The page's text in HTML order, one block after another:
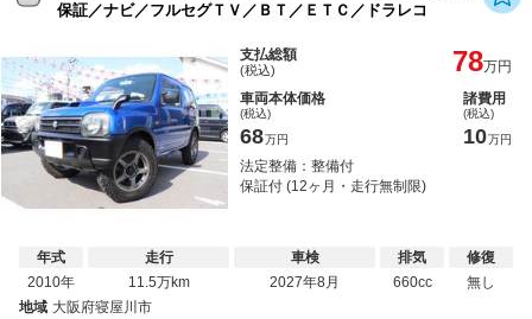
保証／ナビ／フルセグＴＶ／ＢＴ／ＥＴＣ／ドラレコ
支払総額
(税込) 78万円
車両本体価格
(税込)
68万円
諸費用
(税込)
10万円
法定整備：整備付
保証付 (12ヶ月・走行無制限)
年式
2010年
走行
11.5万km
車検
2027年8月
排気
660cc
修復
無し
地域 大阪府寝屋川市